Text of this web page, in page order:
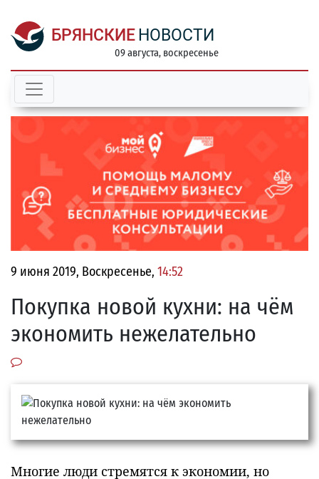
БРЯНСКИЕ НОВОСТИ
09 августа, воскресенье
9 июня 2019, Воскресенье, 14:52
Покупка новой кухни: на чём
экономить нежелательно
Многие люди стремятся к экономии, но